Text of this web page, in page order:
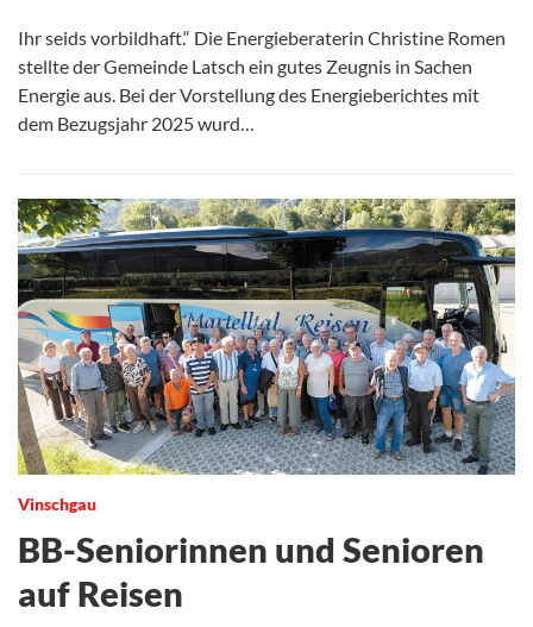
Ihr seids vorbildhaft.“ Die Energieberaterin Christine Romen
stellte der Gemeinde Latsch ein gutes Zeugnis in Sachen
Energie aus. Bei der Vorstellung des Energieberichtes mit
dem Bezugsjahr 2025 wurd…
Vinschgau
BB-Seniorinnen und Senioren
auf Reisen